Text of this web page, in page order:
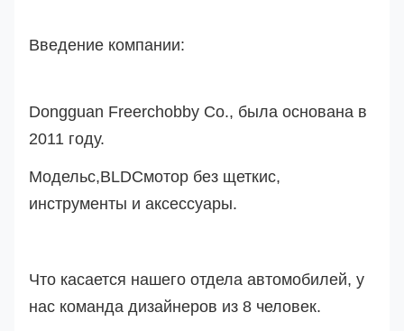
Введение компании:
Dongguan Freerchobby Co., была основана в
2011 году.
Модельс,BLDCмотор без щеткис,
инструменты и аксессуары.
Что касается нашего отдела автомобилей, у
нас команда дизайнеров из 8 человек.